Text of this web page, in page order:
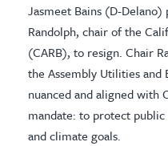
Jasmeet Bains (D-
Randolph, chair of the
(CARB), to resign. Chair
the Assembly Utilities and
nuanced and aligned with
mandate: to protect
and climate goals.